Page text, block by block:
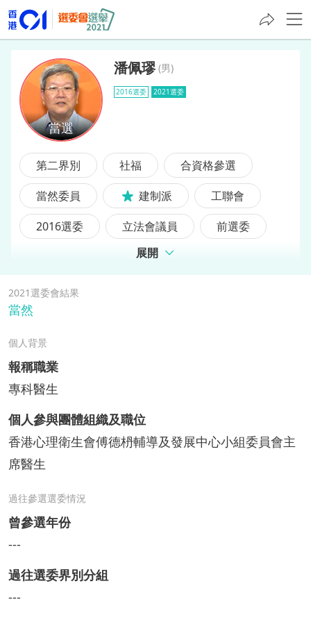
潘佩璆
潘佩璆 (男)
2016選委 2021選委
第二界別 社福
合資格參選
當然委員
建制派
工聯會
2016選委
立法會議員
前選委
展開
2021選委會結果
當然
個人背景
報稱職業
專科醫生
個人參與團體組織及職位
香港心理衛生會傅德枬輔導及發展中心小組委員會主
席醫生
過往參選選委情況
曾參選年份
---
過往選委界別分組
---